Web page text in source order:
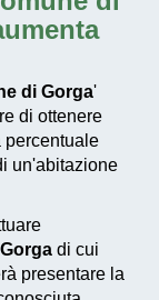
di Gorga'
di ottenere
percentuale
un'abitazione
di cui
presentare la